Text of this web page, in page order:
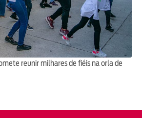
reunir milhares de fiéis na orla de